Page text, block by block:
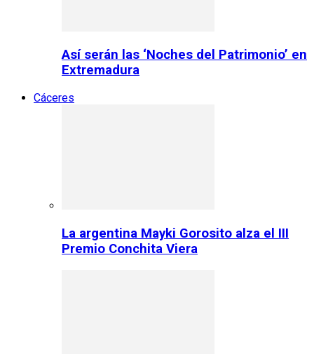
Así serán las ‘Noches del Patrimonio’ en
Extremadura
Cáceres
La argentina Mayki Gorosito alza el III
Premio Conchita Viera